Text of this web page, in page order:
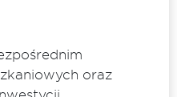
oraz